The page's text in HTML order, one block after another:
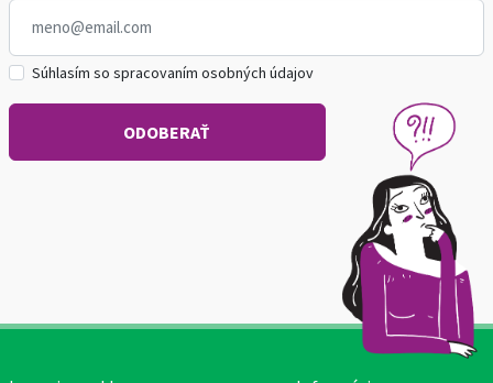
Súhlasím so spracovaním osobných údajov